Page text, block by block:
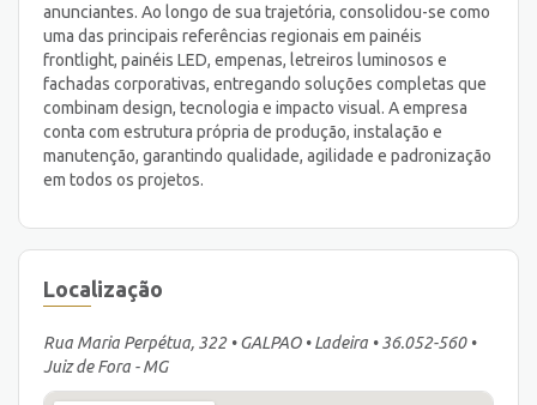
anunciantes. Ao longo de sua trajetória, consolidou-se como
uma das principais referências regionais em painéis
frontlight, painéis LED, empenas, letreiros luminosos e
fachadas corporativas, entregando soluções completas que
combinam design, tecnologia e impacto visual. A empresa
conta com estrutura própria de produção, instalação e
manutenção, garantindo qualidade, agilidade e padronização
em todos os projetos.
Localização
Rua Maria Perpétua, 322 • GALPAO • Ladeira • 36.052-560 •
Juiz de Fora - MG